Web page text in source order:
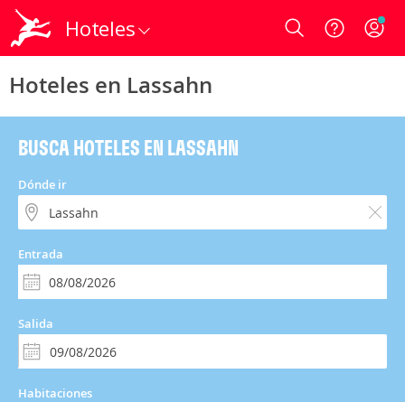
Hoteles Login
Hoteles en Lassahn
BUSCA HOTELES EN LASSAHN
Dónde ir
Entrada
Salida
Habitaciones